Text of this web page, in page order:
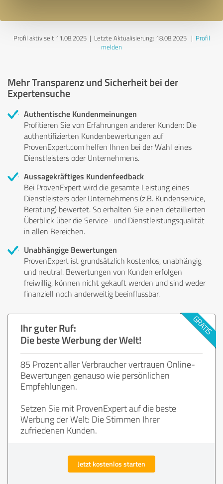
Profil aktiv seit 11.08.2025 | Letzte Aktualisierung: 18.08.2025| Profil
melden
Mehr Transparenz und Sicherheit bei der
Expertensuche
Authentische Kundenmeinungen
Profitieren Sie von Erfahrungen anderer Kunden: Die
authentifizierten Kundenbewertungen auf
ProvenExpert.com helfen Ihnen bei der Wahl eines
Dienstleisters oder Unternehmens.
Aussagekräftiges Kundenfeedback
Bei ProvenExpert wird die gesamte Leistung eines
Dienstleisters oder Unternehmens (z.B. Kundenservice,
Beratung) bewertet. So erhalten Sie einen detaillierten
Überblick über die Service- und Dienstleistungsqualität
in allen Bereichen.
Unabhängige Bewertungen
ProvenExpert ist grundsätzlich kostenlos, unabhängig
und neutral. Bewertungen von Kunden erfolgen
freiwillig, können nicht gekauft werden und sind weder
finanziell noch anderweitig beeinflussbar.
Ihr guter Ruf:
Die beste Werbung der Welt!
85 Prozent aller Verbraucher vertrauen Online-
Bewertungen genauso wie persönlichen
Empfehlungen.
Setzen Sie mit ProvenExpert auf die beste
Werbung der Welt: Die Stimmen Ihrer
zufriedenen Kunden.
Jetzt kostenlos starten